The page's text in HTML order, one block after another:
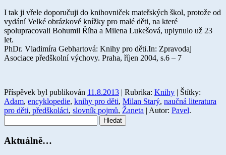
I tak ji vřele doporučuji do knihovniček mateřských škol, protože od
vydání Velké obrázkové knížky pro malé děti, na které
spolupracovali Bohumil Říha a Milena Lukešová, uplynulo už 23
let.
PhDr. Vladimíra Gebhartová: Knihy pro děti.In: Zpravodaj
Asociace předškolní výchovy. Praha, říjen 2004, s.6 – 7
Příspěvek byl publikován 11.8.2013 | Rubrika: Knihy | Štítky:
Adam, encyklopedie, knihy pro děti, Milan Starý, naučná literatura
pro děti, předškoláci, slovník pojmů, Žaneta | Autor: Pavel.
Aktuálně…